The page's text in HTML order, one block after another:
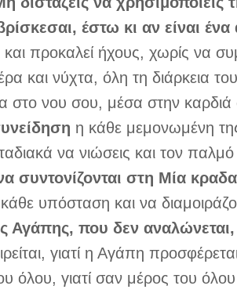
έστω κι αν είναι
και προκαλεί ήχους, χωρίς να
και νύχτα, όλη τη διάρκεια
στο νου σου, μέσα στην
η κάθε μεμονωμένη
να νιώσεις και τον
συντονίζονται στη Μία
υπόσταση και να
Αγάπης, που δεν
γιατί η Αγάπη
όλου, γιατί σαν μέρος του